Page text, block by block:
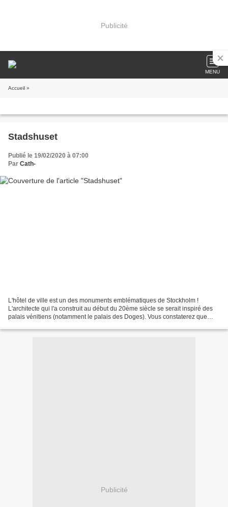
Publicité
MENU
Accueil »
Stadshuset
Publié le 19/02/2020 à 07:00
Par Cath-
L'hôtel de ville est un des monuments emblématiques de Stockholm !
L'architecte qui l'a construit au début du 20ème siècle se serait inspiré des
palais vénitiens (notamment le palais des Doges). Vous constaterez que
Publicité